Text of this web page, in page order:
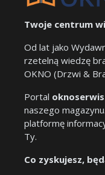
Twoje centrum
Od lat jako
rzetelną wiedzę
OKNO (Drzwi &
Portal
naszego
platformę
Ty.
Co zyskujesz,